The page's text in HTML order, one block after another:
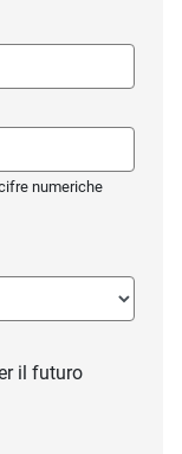
numeriche
il futuro